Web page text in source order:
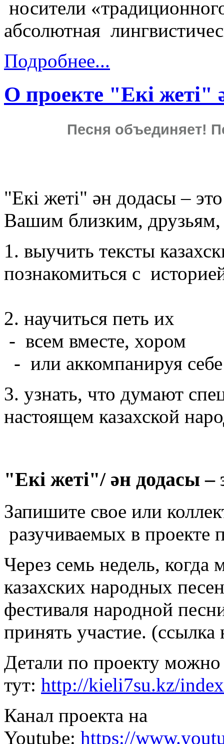
носители
абсолютная
Подробнее...
О проекте "Екі жеті"
Песня объединяет!
"Екі жеті" ән додасы –
Вашим близким, друзьям,
1. выучить тексты
познакомиться с
2. научиться петь их
- всем вместе, хором
- или аккомпанируя
3. узнать, что думают
настоящем казахской
"Екі жеті"/ ән додасы
Запишите свое или
разучиваемых в проекте
Через семь недель, когда
казахских народных
фестиваля народной
принять участие.
Детали по проекту
тут: http://kieli7su.kz/
Канал проекта на
Youtube: https://